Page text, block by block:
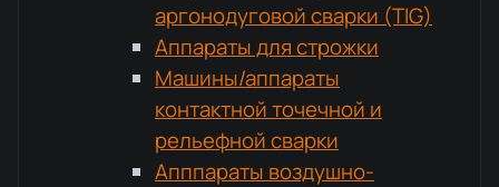
аргонодуговой сварки (TIG)
Аппараты для строжки
Машины/аппараты
контактной точечной и
рельефной сварки
Апппараты воздушно-